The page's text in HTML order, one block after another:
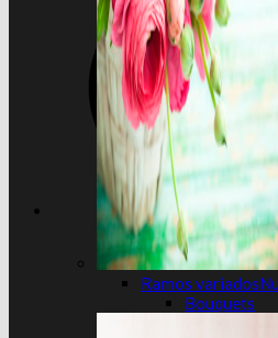
Ramos variados
Bouquets